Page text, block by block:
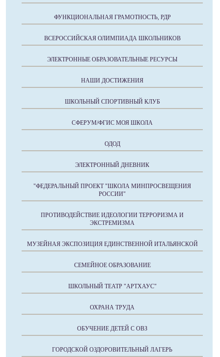
ФУНКЦИОНАЛЬНАЯ ГРАМОТНОСТЬ, РДР
ВСЕРОССИЙСКАЯ ОЛИМПИАДА ШКОЛЬНИКОВ
ЭЛЕКТРОННЫЕ ОБРАЗОВАТЕЛЬНЫЕ РЕСУРСЫ
НАШИ ДОСТИЖЕНИЯ
ШКОЛЬНЫЙ СПОРТИВНЫЙ КЛУБ
СФЕРУМ/ФГИС МОЯ ШКОЛА
ОДОД
ЭЛЕКТРОННЫЙ ДНЕВНИК
"ФЕДЕРАЛЬНЫЙ ПРОЕКТ "ШКОЛА МИНПРОСВЕЩЕНИЯ
РОССИИ"
ПРОТИВОДЕЙСТВИЕ ИДЕОЛОГИИ ТЕРРОРИЗМА И
ЭКСТРЕМИЗМА
МУЗЕЙНАЯ ЭКСПОЗИЦИЯ ЕДИНСТВЕННОЙ ИТАЛЬЯНСКОЙ
СЕМЕЙНОЕ ОБРАЗОВАНИЕ
ШКОЛЬНЫЙ ТЕАТР "АРТХАУС"
ОХРАНА ТРУДА
ОБУЧЕНИЕ ДЕТЕЙ С ОВЗ
ГОРОДСКОЙ ОЗДОРОВИТЕЛЬНЫЙ ЛАГЕРЬ